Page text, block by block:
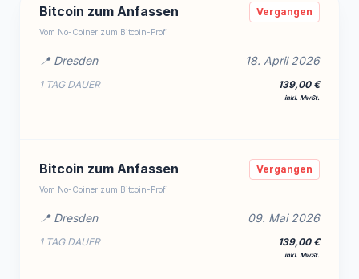
Bitcoin zum Anfassen
Vom No-Coiner zum Bitcoin-Profi
Vergangen
📍 Dresden 18. April 2026
1 TAG DAUER 139,00 €
inkl. MwSt.
Bitcoin zum Anfassen
Vom No-Coiner zum Bitcoin-Profi
Vergangen
📍 Dresden 09. Mai 2026
1 TAG DAUER 139,00 €
inkl. MwSt.